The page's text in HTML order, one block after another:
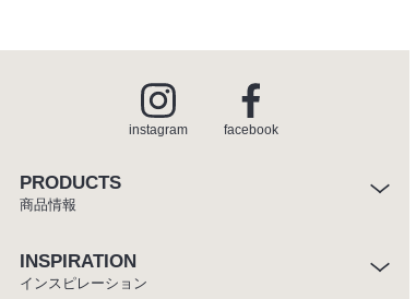
instagram facebook
PRODUCTS
商品情報
INSPIRATION
インスピレーション